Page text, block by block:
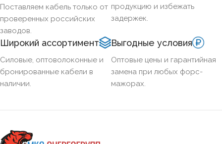
Поставляем кабель только от
проверенных российских
заводов.
продукцию и избежать
задержек.
Широкий ассортимент
Силовые, оптоволоконные и
бронированные кабели в
наличии.
Выгодные условия
Оптовые цены и гарантийная
замена при любых форс-
мажорах.